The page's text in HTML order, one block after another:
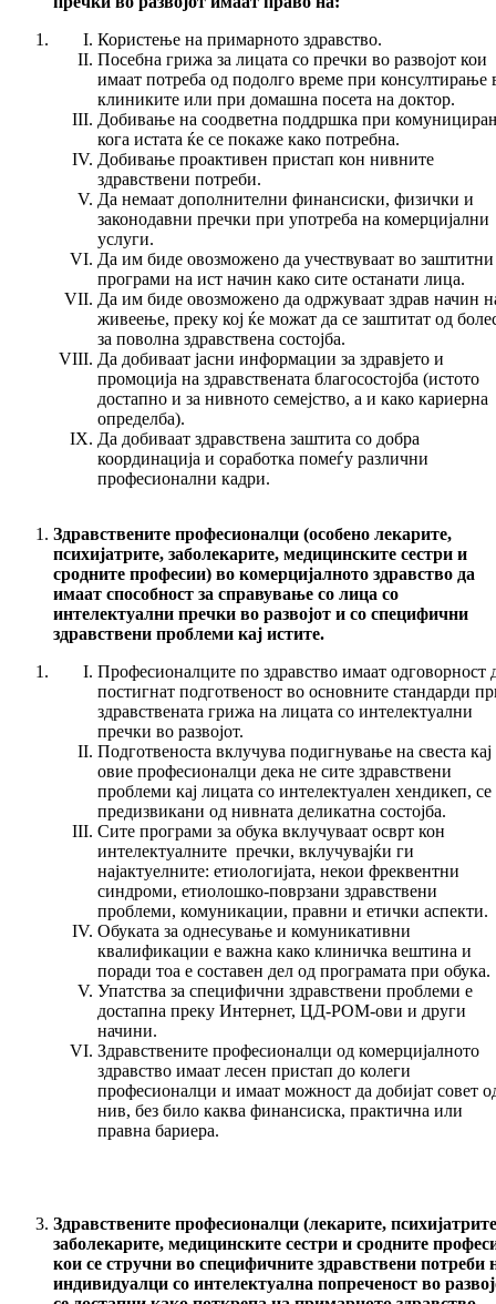
Користење на примарното здравство.
Посебна грижа за лицата со пречки во развојот кои
имаат потреба од подолго време при консултирање
клиниките или при домашна посета на доктор.
Добивање на соодветна поддршка при
кога истата ќе се покаже како потребна.
Добивање проактивен пристап кон нивните
здравствени потреби.
Да немаат дополнителни финансиски, физички и
законодавни пречки при употреба на комерцијални
услуги.
Да им биде овозможено да учествуваат во заштитни
програми на ист начин како сите останати лица.
Да им биде овозможено да одржуваат здрав начин
живеење, преку кој ќе можат да се заштитат од
за поволна здравствена состојба.
Да добиваат јасни информации за здравјето и
промоција на здравствената благосостојба (истото
достапно и за нивното семејство, а и како кариерна
определба).
Да добиваат здравствена заштита со добра
координација и соработка помеѓу различни
професионални кадри.
Здравствените професионалци (особено лекарите,
психијатрите, заболекарите, медицинските сестри и
сродните професии) во комерцијалното здравство да
имаат способност за справување со лица со
интелектуални пречки во развојот и со специфични
здравствени проблеми кај истите.
Професионалците по здравство имаат одговорност
постигнат подготвеност во основните стандарди
здравствената грижа на лицата со интелектуални
пречки во развојот.
Подготвеноста вклучува подигнување на свеста кај
овие професионалци дека не сите здравствени
проблеми кај лицата со интелектуален хендикеп, се
предизвикани од нивната деликатна состојба.
Сите програми за обука вклучуваат осврт кон
интелектуалните пречки, вклучувајќи ги
најактуелните: етиологијата, некои фреквентни
синдроми, етиолошко-поврзани здравствени
проблеми, комуникации, правни и етички аспекти.
Обуката за однесување и комуникативни
квалификации е важна како клиничка вештина и
поради тоа е составен дел од програмата при обука.
Упатства за специфични здравствени проблеми е
достапна преку Интернет, ЦД-РОМ-ови и други
начини.
Здравствените професионалци од комерцијалното
здравство имаат лесен пристап до колеги
професионалци и имаат можност да добијат совет
нив, без било каква финансиска, практична или
правна бариера.
Здравствените професионалци (лекарите,
заболекарите, медицинските сестри и сродните
кои се стручни во специфичните здравствени потреби
индивидуалци со интелектуална попреченост во